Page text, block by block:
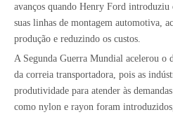
avanços quando Henry Ford introduziu
suas linhas de montagem automotiva,
produção e reduzindo os custos.
A Segunda Guerra Mundial acelerou o
da correia transportadora, pois as
produtividade para atender às
como nylon e rayon foram